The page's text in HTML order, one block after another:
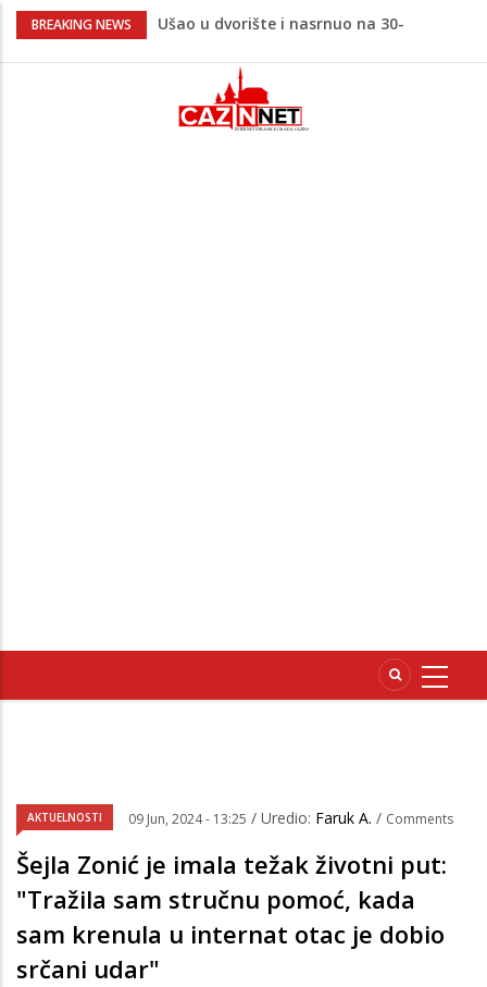
BREAKING NEWS
Ušao u dvorište i nasrnuo na 30-
zadržao do dolaska policije
Krajina: Teška saobraćajna nesreća,
vozilo završilo na krovu – policija i Hitna
AKTUELNOSTI 09 Jun, 2024 - 13:25 / Uredio: Faruk A. / Comments
Šejla Zonić je imala težak životni put:
"Tražila sam stručnu pomoć, kada
sam krenula u internat otac je dobio
srčani udar"